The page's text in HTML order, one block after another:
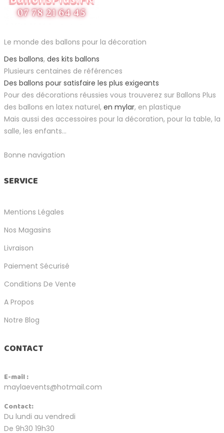
Le monde des ballons pour la décoration
Des ballons, des kits ballons
Plusieurs centaines de références
Des ballons pour satisfaire les plus exigeants
Pour des décorations réussies vous trouverez sur Ballons Plus
des ballons en latex naturel, en mylar, en plastique
Mais aussi des accessoires pour la décoration, pour la table, la
salle, les enfants...
Bonne navigation
SERVICE
Mentions Légales
Nos Magasins
Livraison
Paiement Sécurisé
Conditions De Vente
A Propos
Notre Blog
CONTACT
E-mail :
maylaevents@hotmail.com
Contact:
Du lundi au vendredi
De 9h30 19h30